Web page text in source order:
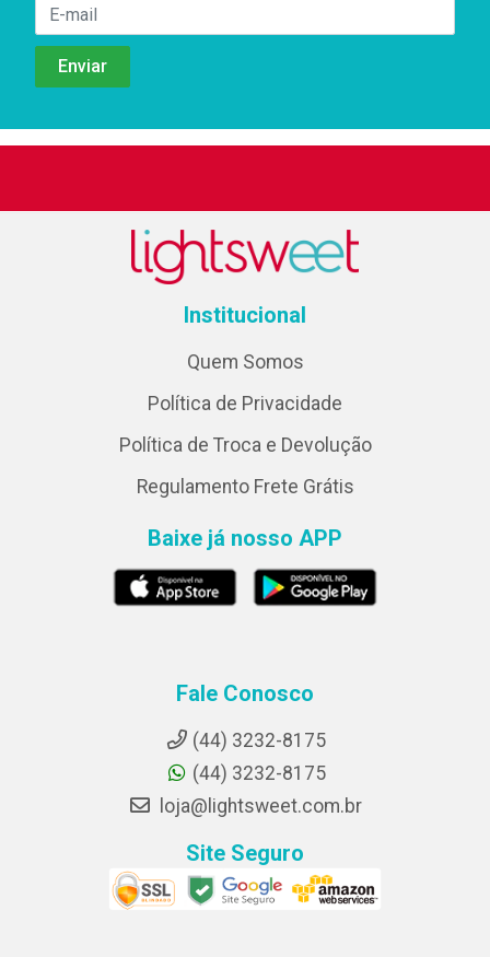
Institucional
Quem Somos
Política de Privacidade
Política de Troca e Devolução
Regulamento Frete Grátis
Baixe já nosso APP
Fale Conosco
(44) 3232-8175
(44) 3232-8175
loja@lightsweet.com.br
Site Seguro